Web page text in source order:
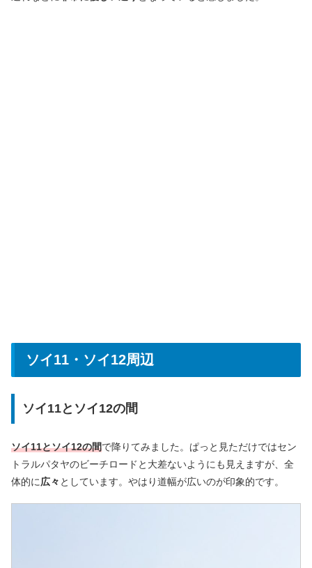
ソイ11・ソイ12周辺
ソイ11とソイ12の間
ソイ11とソイ12の間で降りてみました。ぱっと見ただけではセン
トラルパタヤのビーチロードと大差ないようにも見えますが、全
体的に広々 としています。やはり道幅が広いのが印象的です。